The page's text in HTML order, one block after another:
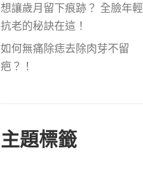
想讓歲月留下痕跡？ 全臉年輕
抗老的秘訣在這！
如何無痛除痣去除肉芽不留
疤？！
主題標籤